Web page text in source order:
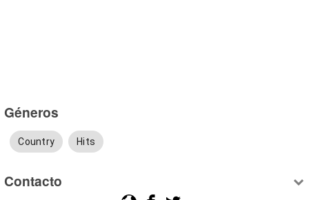
Géneros
Country Hits
Contacto